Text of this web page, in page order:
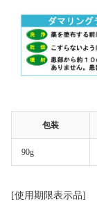
包装
90g
[使用期限表示品]